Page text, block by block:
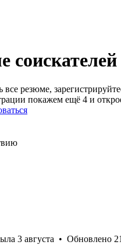
все резюме,
покажем ещё 4 и
3 августа • Обновлено